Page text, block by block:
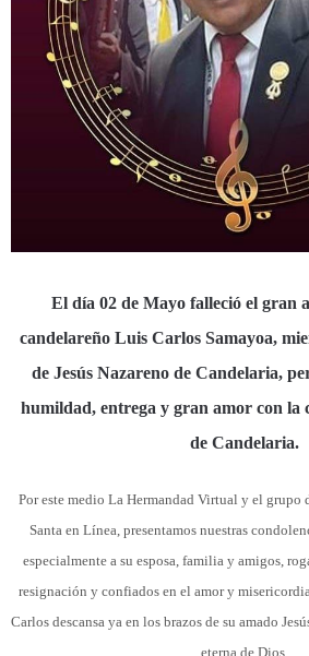
El día 02 de Mayo falleció el gran
candelareño Luis Carlos Samayoa,
de Jesús Nazareno de Candelaria,
humildad, entrega y gran amor con la
de Candelaria.
Por este medio La Hermandad Virtual y el grupo
Santa en Línea, presentamos nuestras
especialmente a su esposa, familia y amigos,
resignación y confiados en el amor y
Carlos descansa ya en los brazos de su amado
eterna de Dios.